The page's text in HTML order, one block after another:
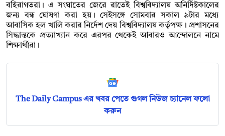
বহিরাগতরা। এ সংঘাতের জেরে রাতেই বিশ্ববিদ্যালয় অনির্দিষ্টকালের
জন্য বন্ধ ঘোষণা করা হয়। সেইসঙ্গে সোমবার সকাল ৯টার মধ্যে
আবাসিক হল খালি করার নির্দেশ দেয় বিশ্ববিদ্যালয় কর্তৃপক্ষ। প্রশাসনের
সিদ্ধান্তকে প্রত্যাখ্যান করে এরপর থেকেই আবারও আন্দোলনে নামে
শিক্ষার্থীরা।
The Daily Campus এর খবর পেতে গুগল নিউজ চ্যানেল ফলো
করুন